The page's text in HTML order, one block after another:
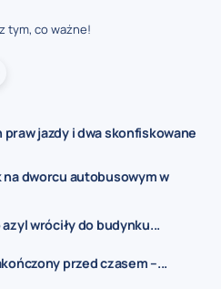
tym, co ważne!
jazdy i dwa skonfiskowane
dworcu autobusowym w
wróciły do budynku...
przed czasem –...